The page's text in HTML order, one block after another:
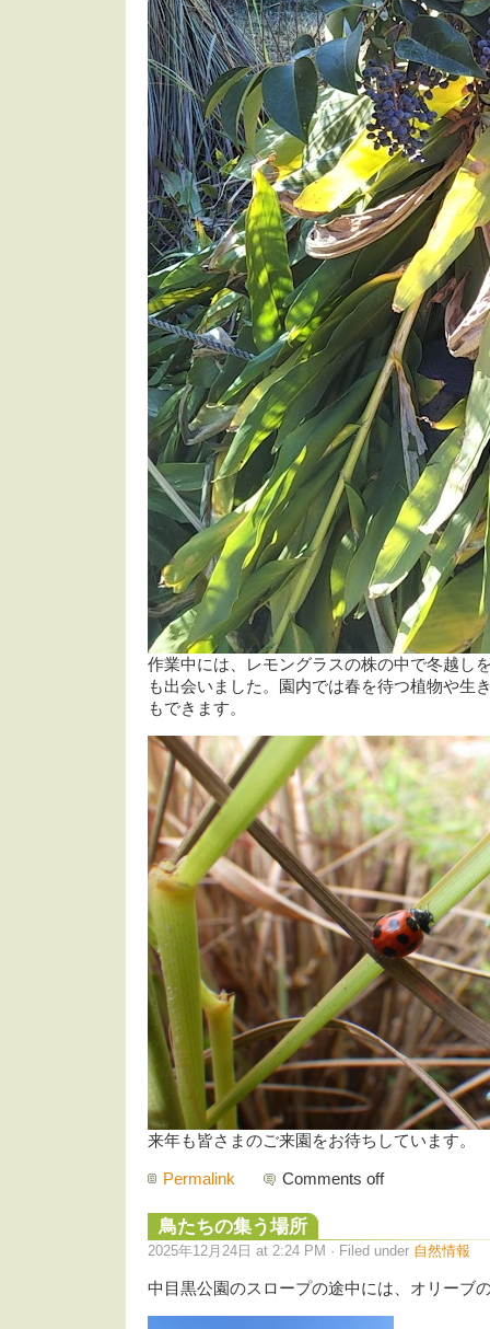
作業中には、レモングラスの株の中で冬越し
も出会いました。園内では春を待つ植物や生
もできます。
来年も皆さまのご来園をお待ちしています。
Permalink Comments off
鳥たちの集う場所
2025年12月24日 at 2:24 PM · Filed under 自然情報
中目黒公園のスロープの途中には、オリーブ